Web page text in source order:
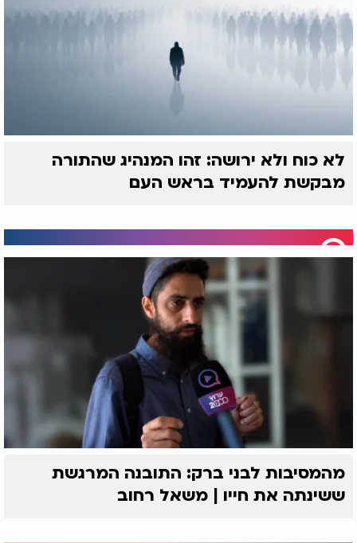
לא כוח ולא ירושה: זהו המנהיג שהתורה
מבקשת להעמיד בראש העם
מהמסיבות לבני ברק: התובנה המרגשת
ששינתה את חייו | משאל רחוב